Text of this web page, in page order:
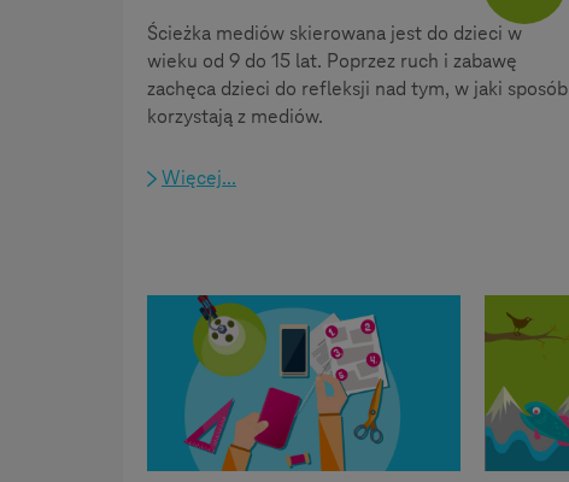
Ścieżka mediów skierowana jest do dzieci w
wieku od 9 do 15 lat. Poprzez ruch i zabawę
zachęca dzieci do refleksji nad tym, w jaki sposób
korzystają z mediów.
Więcej...